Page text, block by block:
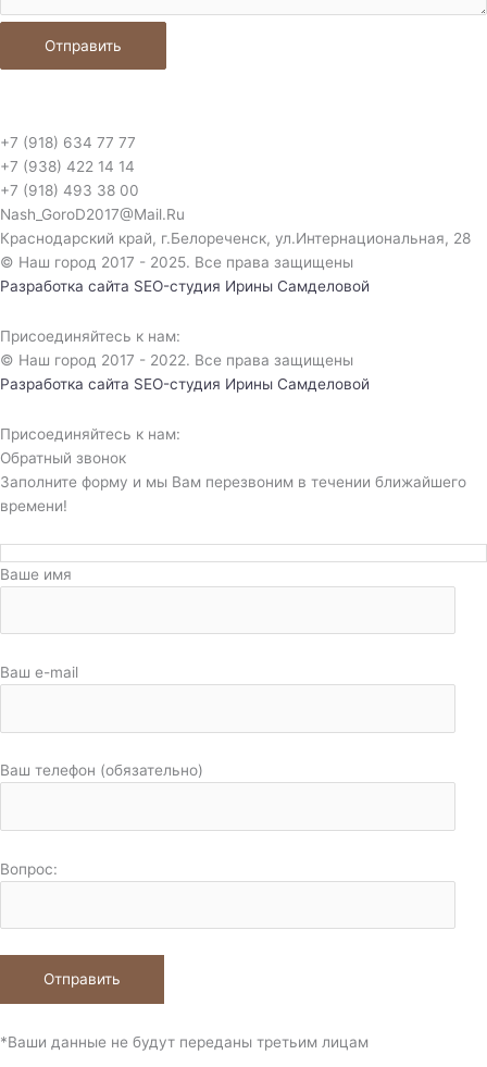
Отправить
+7 (918) 634 77 77
+7 (938) 422 14 14
+7 (918) 493 38 00
Nash_GoroD2017@Mail.Ru
Краснодарский край, г.Белореченск, ул.Интернациональная, 28​
© Наш город 2017 - 2025. Все права защищены
Разработка сайта SEO-студия Ирины Самделовой
Присоединяйтесь к нам:
© Наш город 2017 - 2022. Все права защищены
Разработка сайта SEO-студия Ирины Самделовой
Присоединяйтесь к нам:
Обратный звонок
Заполните форму и мы Вам перезвоним в течении ближайшего
времени!
Ваше имя
Ваш e-mail
Ваш телефон (обязательно)
Вопрос:
*Ваши данные не будут переданы третьим лицам